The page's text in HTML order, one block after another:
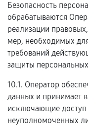
Безопасность
обрабатываются
реализации
мер, необходимых
требований
защиты
10.1. Оператор
данных и принимает
исключающие
неуполномоченных